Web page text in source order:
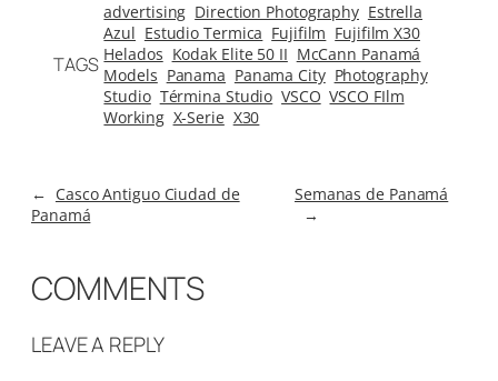
TAGS
advertising Direction Photography Estrella
Azul Estudio Termica Fujifilm Fujifilm X30
Helados Kodak Elite 50 II McCann Panamá
Models Panama Panama City Photography
Studio Términa Studio VSCO VSCO FIlm
Working X-Serie X30
← Casco Antiguo Ciudad de
Panamá
Semanas de Panamá
→
COMMENTS
LEAVE A REPLY